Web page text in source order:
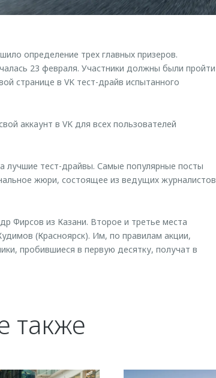
определение трех главных призеров.
23 февраля. Участники должны были пройти
странице в VK тест-драйв испытанного
аккаунт в VK для всех пользователей
лучшие тест-драйвы. Самые популярные посты
жюри, состоящее из ведущих журналистов
Фирсов из Казани. Второе и третье места
(Красноярск). Им, по правилам акции,
пробившиеся в первую десятку, получат в
также